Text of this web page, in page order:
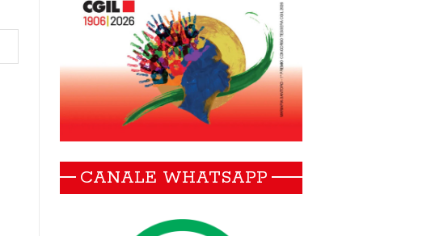
CANALE WHATSAPP